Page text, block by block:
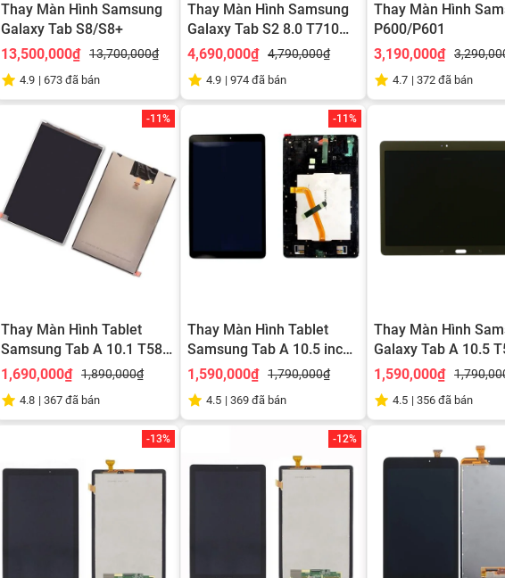
Thay Màn Hình Samsung
Galaxy Tab S8/S8+
13,500,000₫
13,700,000₫
4.9 | 673 đã bán
Thay Màn Hình Samsung
Galaxy Tab S2 8.0 T710
T715 T719
4,690,000₫ 4,790,000₫
4.9 | 974 đã bán
Thay Màn Hình
P600/P601
3,190,000₫
4.7 | 372 đã bán
-11%
Thay Màn Hình Tablet
Samsung Tab A 10.1 T585
(2016)
1,690,000₫ 1,890,000₫
4.8 | 367 đã bán
-11%
Thay Màn Hình Tablet
Samsung Tab A 10.5 inch
2018 T595
1,590,000₫ 1,790,000₫
4.5 | 369 đã bán
Thay Màn Hình
Galaxy Tab A 10.5
1,590,000₫
4.5 | 356 đã bán
-13% -12%